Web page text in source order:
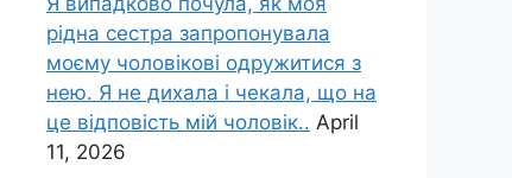
рідна сестра запропонувала
моєму чоловікові одружитися з
нею. Я не дихала і чекала, що на
це відповість мій чоловік.. April
11, 2026